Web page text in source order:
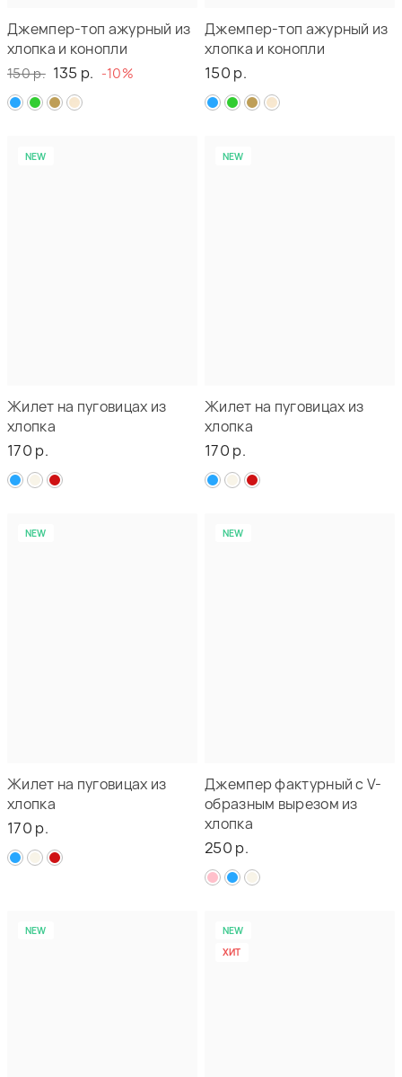
Джемпер-топ ажурный из
хлопка и конопли
150 р. 135 р. -10%
Джемпер-топ ажурный из
хлопка и конопли
150 р.
NEW
Жилет на пуговицах из
хлопка
170 р.
NEW
Жилет на пуговицах из
хлопка
170 р.
NEW
Жилет на пуговицах из
хлопка
170 р.
NEW
Джемпер фактурный с V-
образным вырезом из
хлопка
250 р.
NEW
NEW
ХИТ